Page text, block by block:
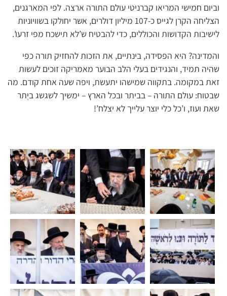
וביום חמישי המריאו קברניטי עולם התורה ארצה. לפי המארגנים,
הצליחה הקרן לגייס כ-107 מיליון דולרים, אשר יחולקו בשוויוניות
לישיבות הקדושות והכוללים, כדי להבטיח ש’לא תישכח מפי זרעו’.
והמדינה? היא הפסידה, בינתיים, את הזכות להחזיק תורה כפי
שהיה תמיד, והנגידים בעלי הלב הבוער מאמריקה זוכים לעשות
זאת במקומה. בתקווה שמישהו יתעשת, ויפה שעה אחת קודם. מה
שבטוח: עולם התורה – בביתר ובכל הארץ – ימשיך לשגשג ביֶתר
שאת ועוז, ו’כל כלי יוצר עלייך לא יצלח’!